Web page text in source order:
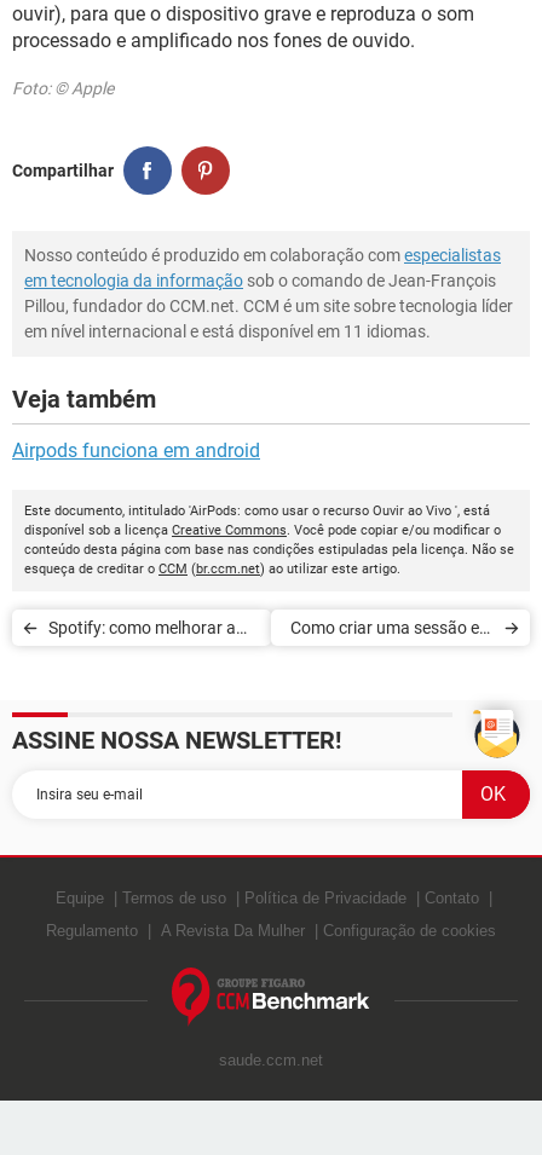
ouvir), para que o dispositivo grave e reproduza o som
processado e amplificado nos fones de ouvido.
Foto: © Apple
Compartilhar
Nosso conteúdo é produzido em colaboração comespecialistas
em tecnologia da informação sob o comando de Jean-François
Pillou, fundador do CCM.net. CCM é um site sobre tecnologia líder
em nível internacional e está disponível em 11 idiomas.
Veja também
Airpods funciona em android
Este documento, intitulado 'AirPods: como usar o recurso Ouvir ao Vivo ', está
disponível sob a licença Creative Commons. Você pode copiar e/ou modificar o
conteúdo desta página com base nas condições estipuladas pela licença. Não se
esqueça de creditar o CCM (br.ccm.net) ao utilizar este artigo.
Spotify: como melhorar a
Como criar uma sessão em
ASSINE NOSSA NEWSLETTER!
Equipe Termos de uso Política de Privacidade
Contato
Regulamento
A Revista Da Mulher Configuração de cookies
saude.ccm.net